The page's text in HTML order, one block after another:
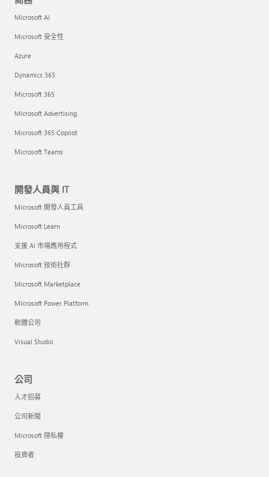
Microsoft AI
Microsoft 安全性
Azure
Dynamics 365
Microsoft 365
Microsoft Advertising
Microsoft 365 Copilot
Microsoft Teams
開發人員與 IT
Microsoft 開發人員工具
Microsoft Learn
支援 AI 市場應用程式
Microsoft 技術社群
Microsoft Marketplace
Microsoft Power Platform
軟體公司
Visual Studio
公司
人才招募
公司新聞
Microsoft 隱私權
投資者